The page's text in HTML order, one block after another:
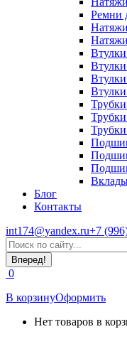
Ремни
Блог
Контакты
int174@yandex.ru+7
Страница
WhatsApp
открывается
в
новом
окне
Поиск:
0
В корзинуОформить
Нет товаров в